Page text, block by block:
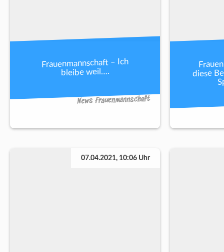
Frauenmannschaft – Ich
bleibe weil….
News Frauenmannschaft
diese
07.04.2021, 10:06 Uhr